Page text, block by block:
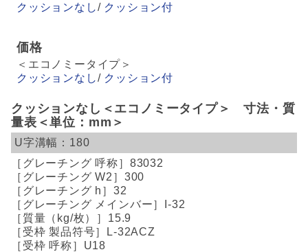
クッションなし/ クッション付
価格
＜エコノミータイプ＞
クッションなし/ クッション付
クッションなし＜エコノミータイプ＞ 寸法・質
量表＜単位：mm＞
180
83032
300
32
I-32
15.9
L-32ACZ
U18